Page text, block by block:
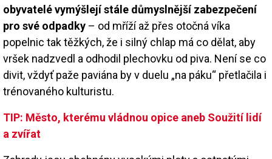
obyvatelé vymýšlejí stále důmyslnější zabezpečení
pro své odpadky – od mříží až přes otočná víka
popelnic tak těžkých, že i silný chlap má co dělat, aby
vršek nadzvedl a odhodil plechovku od piva. Není se co
divit, vždyť paže paviána by v duelu „na páku“ přetlačila i
trénovaného kulturistu.
TIP: Město, kterému vládnou opice aneb Soužití lidí
a zvířat